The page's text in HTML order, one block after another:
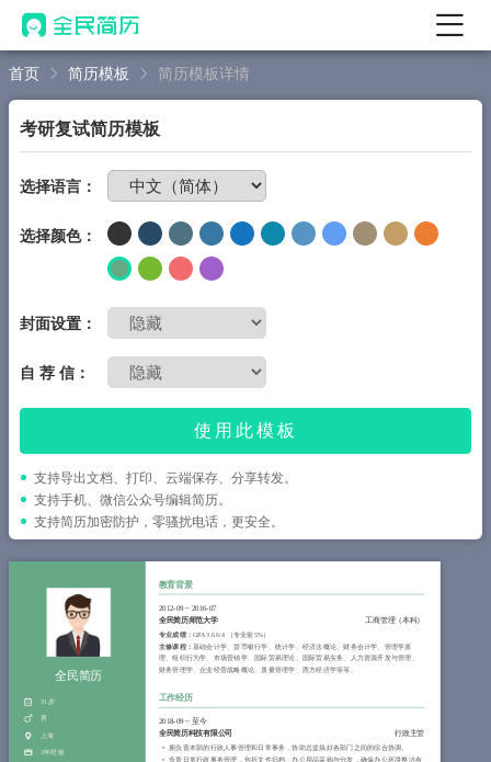
首页
AI 简历工具
AI 优化简历
AI 翻译简历
AI 诊断简历
AI 模拟面试
面试自我介绍
简历教程
登录 / 注册
首页 简历模板 简历模板详情
考研复试简历模板
选择语言：
选择颜色：
封面设置：
自 荐 信：
使用此模板
支持导出文档、打印、云端保存、分享转发。
支持手机、微信公众号编辑简历。
支持简历加密防护，零骚扰电话，更安全。
全民简历
31岁
男
上海
3年经验
教育背景
2012-09~ 2016-07
全民简历师范大学
工商管理（本科）
专业成绩： GPA 3.66/4 （专业前5%）
主修课程： 基础会计学、货币银行学、统计学、经济法概论、财务会计学、管理学原
理、组织行为学、市场营销学、国际贸易理论、国际贸易实务、人力资源开发与管理、
财务管理学、企业经营战略概论、质量管理学、西方经济学等等。
工作经历
2018-09~ 至今
全民简历科技有限公司
行政主管
拥负责本部的行政人事管理和日常事务，协助总监搞好各部门之间的综合协调。
负责日常行政事务管理，包括文件归档、办公用品采购与分发，确保办公环境整洁有